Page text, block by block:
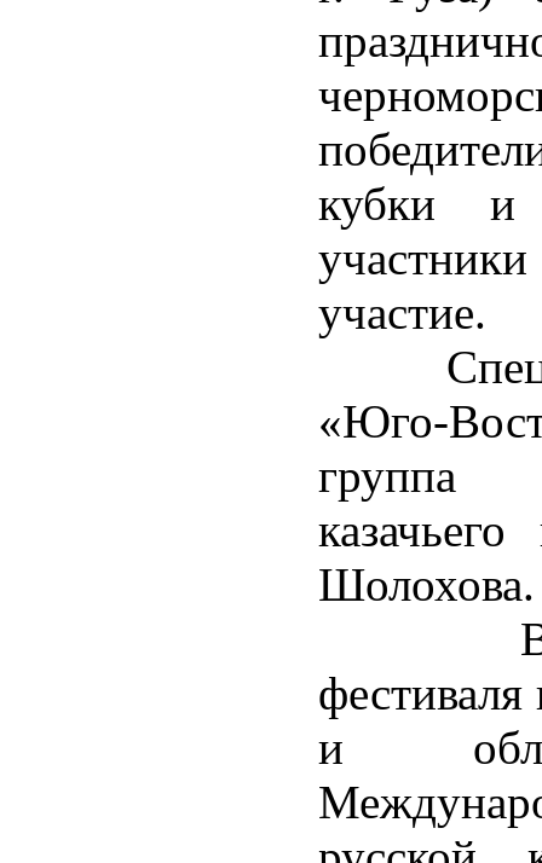
кубки и
участие.
«Юго-
группа
В
и